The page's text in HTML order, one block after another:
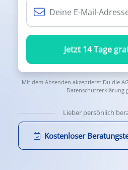
Jetzt 14 Tage
Mit dem Absenden akzeptierst Du die
Datenschutzerklärung
Lieber persönlich
Kostenloser